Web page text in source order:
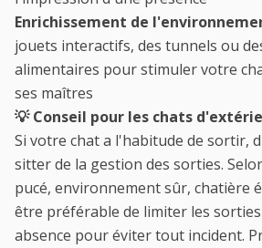
Enrichissement de
jouets interactifs, des tunnels ou
alimentaires pour stimuler votre
ses maîtres
💡 Conseil pour les chats
Si votre chat a l'habitude de sortir,
sitter de la gestion des sorties.
pucé, environnement sûr, chatière
être préférable de limiter les
absence pour éviter tout incident.